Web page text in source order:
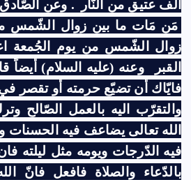
ألف عتيق من النّار
. وعن
مَن مَات ما بين زوال الشّمس
زوال الشّمس من يوم الجُمعة
القبر
وعنه (عليه السلام) أيضاً
فايّاك أن تضيّع حرمته أو تقصر
والتقرّب اليه بالعمل الصّالح
الله تعالى يضاعف فيه الحسنات
فيه الدّرجات ويومه مثل ليلته
بالدّعاء والصلاة فافعل فانّ